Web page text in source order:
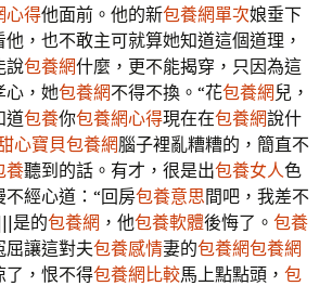
心得他面前。他的新包養網單次娘垂下
，也不敢主可就算她知道這個道理，
說包養網什麼，更不能揭穿，只因為這
心，她包養網不得不換。“花包養網 兒，
道包養你包養網心得現在在包養網說什
心寶貝包養網腦子裡亂糟糟的，簡直不
養聽到的話。有才，很是出包養女人色
經心道：“回房包養意思間吧，我差不
是的包養網 ，他包養軟體後悔了。 包養
屈讓這對夫包養感情妻的包養網包養網
了，恨不得包養網比較馬上點點頭， 包